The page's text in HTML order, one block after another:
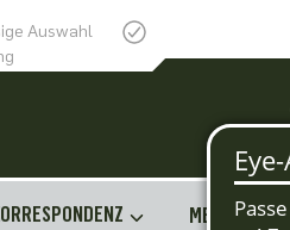
Auswahl
MEHR